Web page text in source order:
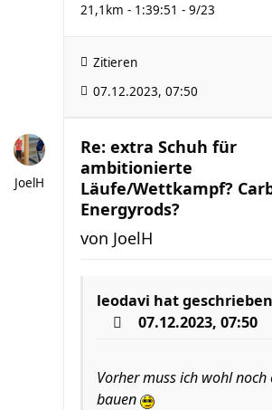
21,1km - 1:39:51 - 9/23
Zitieren
07.12.2023, 07:50
JoelH
Re: extra Schuh für
ambitionierte
Läufe/Wettkampf?
Energyrods?
von JoelH
leodavi hat
07.12.2023, 07:50
Vorher muss ich wohl noch
bauen